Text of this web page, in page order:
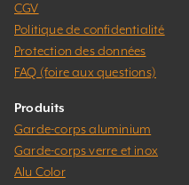
CGV
Politique de confidentialité
Protection des données
FAQ (foire aux questions)
Produits
Garde-corps aluminium
Garde-corps verre et inox
Alu Color